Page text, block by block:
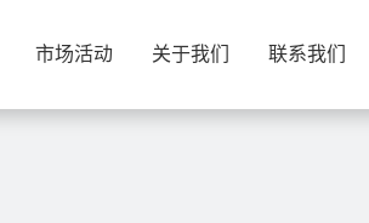
市场活动 关于我们 联系我们